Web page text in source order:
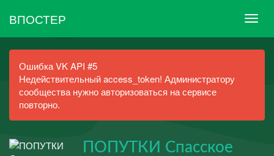
ВПОСТЕР
Ошибка VK API #5
Недействительный access_token! Администратору
сообщества нужно авторизоваться на сервисе
повторно.
ПОПУТКИ Спасское